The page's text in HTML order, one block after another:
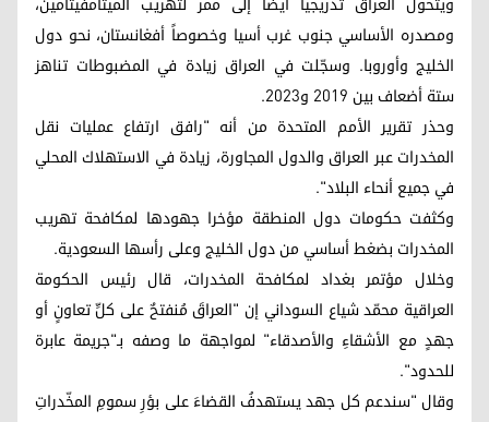
ومصدره الأساسي جنوب غرب أسيا وخصوصاً أفغانستان، نحو دول
الخليج وأوروبا. وسجّلت في العراق زيادة في المضبوطات تناهز
ستة أضعاف بين 2019 و2023.
وحذر تقرير الأمم المتحدة من أنه "رافق ارتفاع عمليات نقل
المخدرات عبر العراق والدول المجاورة، زيادة في الاستهلاك المحلي
في جميع أنحاء البلاد".
وكثفت حكومات دول المنطقة مؤخرا جهودها لمكافحة تهريب
المخدرات بضغط أساسي من دول الخليج وعلى رأسها السعودية.
وخلال مؤتمر بغداد لمكافحة المخدرات، قال رئيس الحكومة
العراقية محمّد شياع السوداني إن "العراقَ مُنفتحٌ على كلِّ تعاونٍ أو
جهدٍ مع الأشقاءِ والأصدقاء" لمواجهة ما وصفه بـ"جريمة عابرة
للحدود".
وقال "سندعم كل جهد يستهدفُ القضاءَ على بؤرِ سمومِ المخّدراتِ